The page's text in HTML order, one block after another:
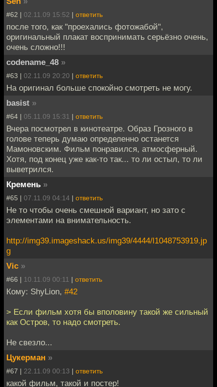
#62 | 02.11.09 15:52 | ответить
после того, как "проехались фотожабой",
оригинальный плакат воспринимать серьёзно очень,
очень сложно!!!
codename_48 »
#63 | 02.11.09 20:20 | ответить
На оригинал больше спокойно смотреть не могу.
basist »
#64 | 05.11.09 15:31 | ответить
Вчера посмотрел в кинотеатре. Образ Грозного в
голове теперь думаю определенно останется
Мамоновским. Фильм понравился, атмосферный.
Хотя, под конец уже как-то так... то ли остыл, то ли
выветрился.
Кремень »
#65 | 07.11.09 04:14 | ответить
Не то чтобы очень смешной вариант, но зато с
элементами на внимательность.
http://img39.imageshack.us/img39/4444/l1048753919.jp
g
Vic »
#66 | 10.11.09 00:11 | ответить
Кому: ShyLion, #42
> Если фильм хотя бы вполовину такой же сильный
как Остров, то надо смотреть.
Не свезло...
Цукерман »
#67 | 22.11.09 00:13 | ответить
какой фильм, такой и постер!